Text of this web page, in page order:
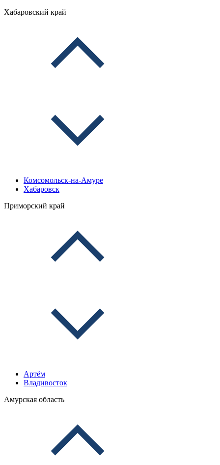
Хабаровский край
Комсомольск-на-Амуре
Хабаровск
Приморский край
Артём
Владивосток
Амурская область